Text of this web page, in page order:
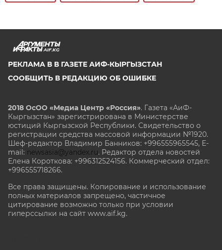
AIF.KG
РЕКЛАМА В В ГАЗЕТЕ АИФ-КЫРГЫЗСТАН
СООБЩИТЬ В РЕДАКЦИЮ ОБ ОШИБКЕ
2018 ОсОО «Медиа Центр «Россия». Газета «АиФ-
Кыргызстан» зарегистрирована в Министерстве
юстиций Кыргызской Республики. Свидетельство о
регистрации средства массовой информации №1920.
Шеф-редактор Владимир Банников: +996555965545, E-
mail: newsasia@yandex.ru. Редактор отдела новостей
Елена Короткова: +996312524156. Коммерческий отдел:
+996555718266.
Все права защищены. Копирование и использование
полных материалов запрещено, частичное
цитирование возможно только при условии
гиперссылки на сайт www.aif.kg.